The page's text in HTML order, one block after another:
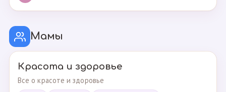
Мамы
Красота и здоровье
Все о красоте и здоровье